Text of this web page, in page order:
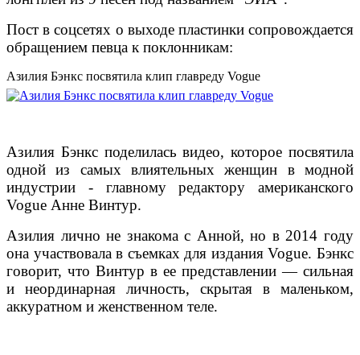
Пост в соцсетях о выходе пластинки сопровождается
обращением певца к поклонникам:
Азилия Бэнкс посвятила клип главреду Vogue
Азилия Бэнкс поделилась видео, которое посвятила
одной из самых влиятельных женщин в модной
индустрии - главному редактору американского
Vogue Анне Винтур.
Азилия лично не знакома с Анной, но в 2014 году
она участвовала в съемках для издания Vogue. Бэнкс
говорит, что Винтур в ее представлении — сильная
и неординарная личность, скрытая в маленьком,
аккуратном и женственном теле.